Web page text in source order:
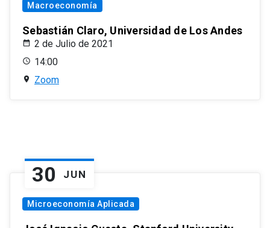
Macroeconomía
Sebastián Claro, Universidad de Los Andes
2 de Julio de 2021
14:00
Zoom
30 JUN
Microeconomía Aplicada